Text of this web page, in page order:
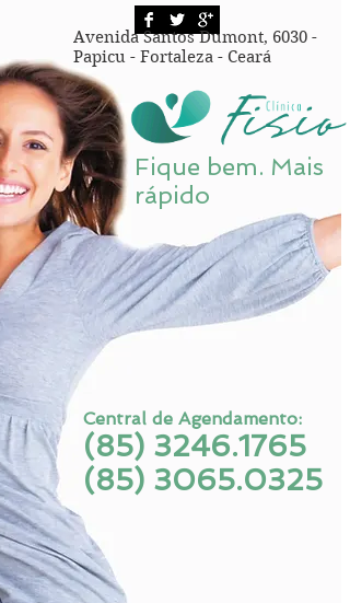
Fique bem. Mais
rápido
Central de Agendamento:
(85) 3246.1765
(85) 3065.0325
Avenida Santos Dumont, 6030 -
Papicu - Fortaleza - Ceará